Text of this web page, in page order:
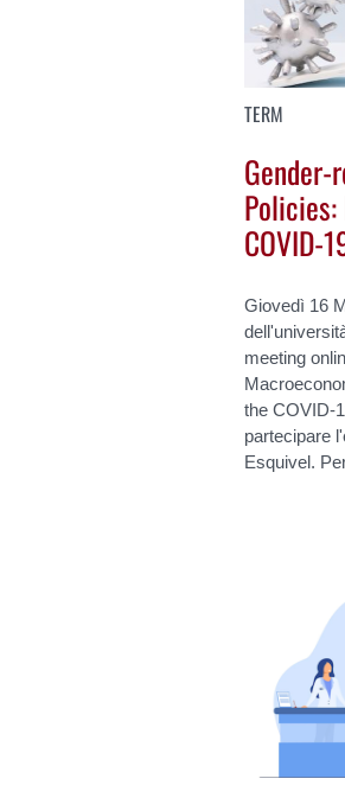
TERM
Gender-
COVID-
Giovedì 16
meeting
the COVID-
partecipare
Esquivel.